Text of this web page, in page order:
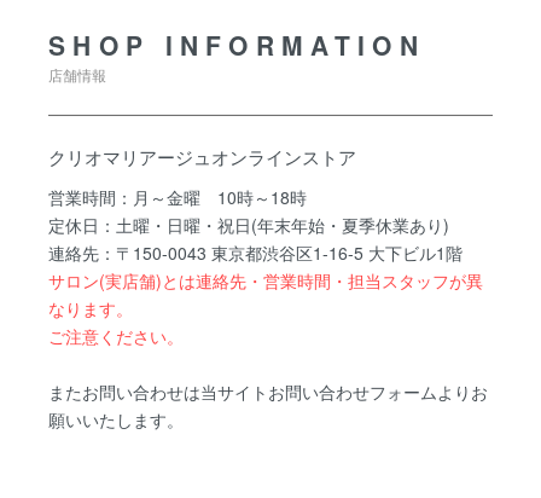
SHOP INFORMATION
店舗情報
クリオマリアージュオンラインストア
営業時間：月～金曜 10時～18時
定休日：土曜・日曜・祝日(年末年始・夏季休業あり)
連絡先：〒150-0043 東京都渋谷区1-16-5 大下ビル1階
サロン(実店舗)とは連絡先・営業時間・担当スタッフが異
なります。
ご注意ください。
またお問い合わせは当サイトお問い合わせフォームよりお
願いいたします。